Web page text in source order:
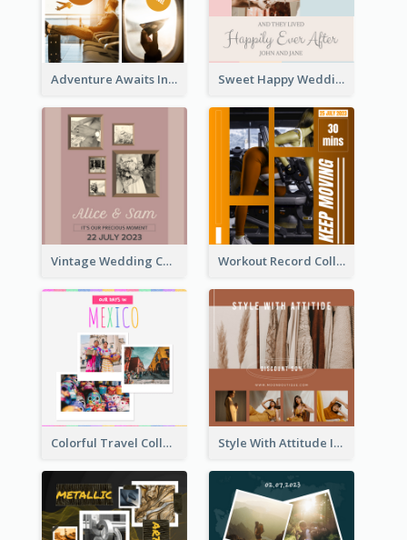
Adventure Awaits Instagram Post Sweet Happy Wedding Instagram Post
Vintage Wedding Collage Instagram Post Workout Record Collage Instagram Post
Colorful Travel Collage Instagram Post Style With Attitude Instagram Post